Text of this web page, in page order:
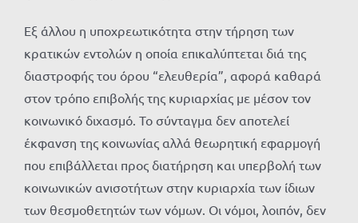
Εξ άλλου η υποχρεωτικότητα στην τήρηση των
κρατικών εντολών η οποία επικαλύπτεται διά της
διαστροφής του όρου “ελευθερία”, αφορά καθαρά
στον τρόπο επιβολής της κυριαρχίας με μέσον τον
κοινωνικό διχασμό. Το σύνταγμα δεν αποτελεί
έκφανση της κοινωνίας αλλά θεωρητική εφαρμογή
που επιβάλλεται προς διατήρηση και υπερβολή των
κοινωνικών ανισοτήτων στην κυριαρχία των ίδιων
των θεσμοθετητών των νόμων. Οι νόμοι, λοιπόν, δεν